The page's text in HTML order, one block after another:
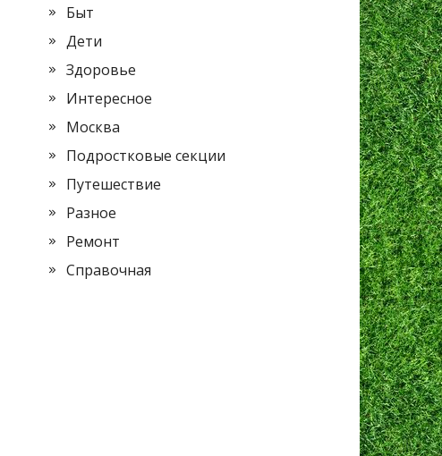
Быт
Дети
Здоровье
Интересное
Москва
Подростковые секции
Путешествие
Разное
Ремонт
Справочная